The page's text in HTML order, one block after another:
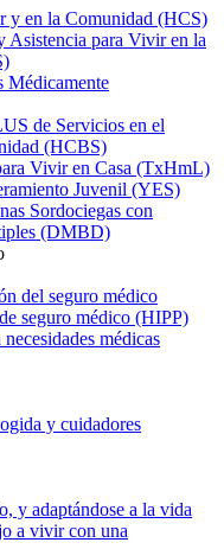
y en la Comunidad (HCS)
Asistencia para Vivir en la
Médicamente
de Servicios en el
(HCBS)
Vivir en Casa (TxHmL)
Juvenil (YES)
Sordociegas con
(DMBD)
del seguro médico
seguro médico (HIPP)
médicas
y cuidadores
y adaptándose a la vida
a vivir con una